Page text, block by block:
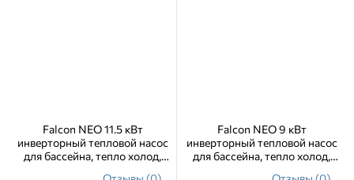
Falcon NEO 11.5 кВт
инверторный тепловой насос
для бассейна, тепло холод,
Falcon NEO 9 кВт
инверторный тепловой насос
для бассейна, тепло холод,